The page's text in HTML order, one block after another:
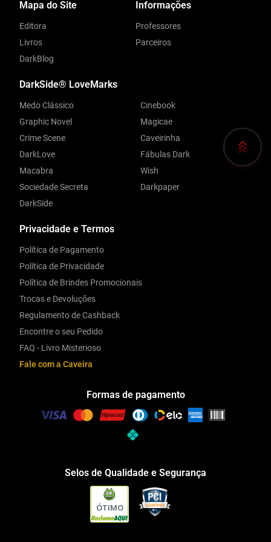
Privacidade e Termos
Política de Pagamento
Política de Privacidade
Política de Brindes Promocionais
Trocas e Devoluções
Regulamento de Cashback
Encontre o seu Pedido
FAQ - Livro Misterioso
Fale com a Caveira
Mapa do Site
Editora
Livros
DarkBlog
Informações
Professores
Parceiros
DarkSide® LoveMarks
Medo Clássico
Graphic Novel
Crime Scene
DarkLove
Macabra
Sociedade Secreta
DarkSide
Cinebook
Magicae
Caveirinha
Fábulas Dark
Wish
Darkpaper
Formas de pagamento
Selos de Qualidade e Segurança
ÓTIMO